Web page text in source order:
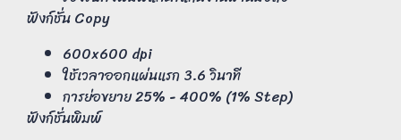
ฟังก์ชั่น Copy
600x600 dpi
ใช้เวลาออกแผ่นแรก 3.6 วินาที
การย่อขยาย 25% - 400% (1% Step)
ฟังก์ชั่นพิมพ์